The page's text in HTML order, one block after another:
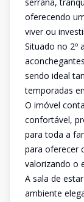
oferecendo
viver ou
Situado no 2º
sendo ideal
temporadas
O imóvel
confortável,
para toda a
para oferecer
valorizando o
A sala de
ambiente